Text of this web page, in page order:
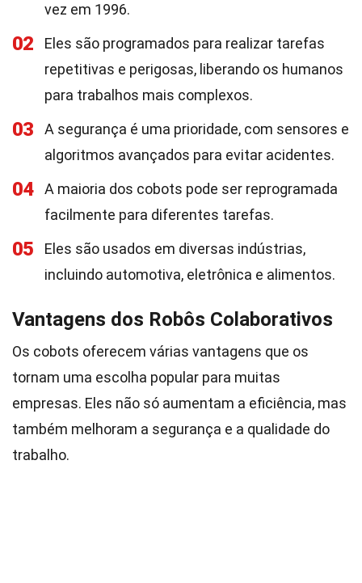
vez em 1996.
02
Eles são programados para realizar tarefas
repetitivas e perigosas, liberando os humanos
para trabalhos mais complexos.
03
A segurança é uma prioridade, com sensores e
algoritmos avançados para evitar acidentes.
04
A maioria dos cobots pode ser reprogramada
facilmente para diferentes tarefas.
05
Eles são usados em diversas indústrias,
incluindo automotiva, eletrônica e alimentos.
Vantagens dos Robôs Colaborativos
Os cobots oferecem várias vantagens que os
tornam uma escolha popular para muitas
empresas. Eles não só aumentam a eficiência, mas
também melhoram a segurança e a qualidade do
trabalho.